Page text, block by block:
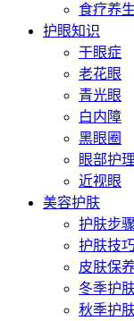
食疗养生
护眼知识
干眼症
老花眼
青光眼
白内障
黑眼圈
眼部护理
近视眼
美容护肤
护肤步骤
护肤技巧
皮肤保
冬季护
秋季护